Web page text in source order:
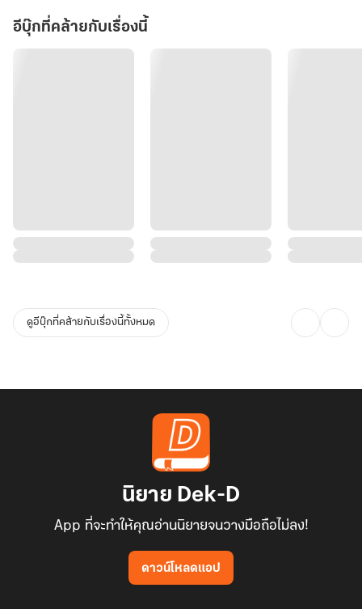
กันทรากรหลับตาลงด้วยความสุขสม หยาดอรุณช่างวิเศษไปหมด เขา
เคลิบเคลิ้มไปกับจูบของเธอที่ร้อนแรง ชื่นชมในการวางตัวของเธอที่
สามารถปรับไปตามสถานการณ์ต่างๆ ได้ เธอเป็นผู้หญิงที่สวยหวาน
“ผมไม่อยากหยุดเลย ต่อให้โลกจะแตกในอีกวินาทีข้างหน้าก็ไม่อยากทำ
อย่างนั้น” น้ำเสียงของเขาเต็มไปด้วยความวิงวอน
เดียวกันก็อยากจะแกล้งคุณเหมือนกันค่ะ”
“คนสวยใจร้าย” เขางึมงำ
อีบุ๊กที่คล้ายกับเรื่องนี้
ดูอีบุ๊กที่คล้ายกับเรื่องนี้ทั้งหมด
นิยาย Dek-D
App ที่จะทำให้คุณอ่านนิยายจนวางมือถือไม่ลง!
ดาวน์โหลดแอป